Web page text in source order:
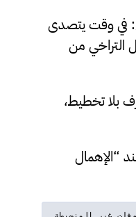
في وقت يتصدى
التراخي من
بلا تخطيط،
“الإهمال